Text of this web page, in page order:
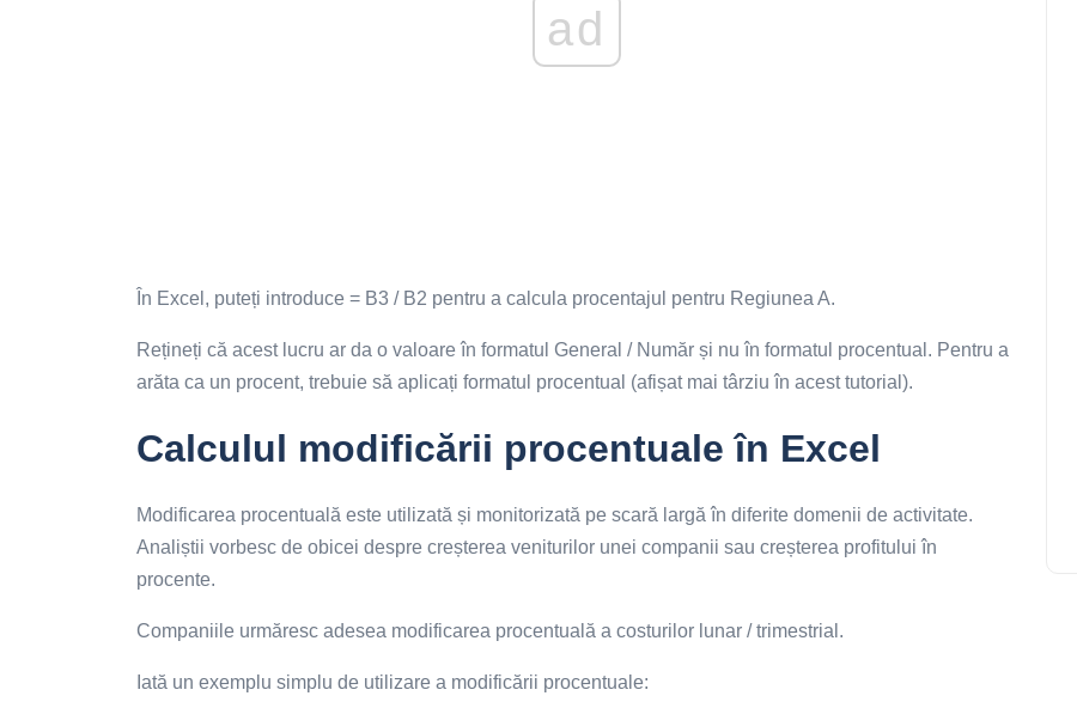
ad
În Excel, puteți introduce = B3 / B2 pentru a calcula procentajul pentru Regiunea A.
Rețineți că acest lucru ar da o valoare în formatul General / Număr și nu în formatul procentual. Pentru a
arăta ca un procent, trebuie să aplicați formatul procentual (afișat mai târziu în acest tutorial).
Calculul modificării procentuale în Excel
Modificarea procentuală este utilizată și monitorizată pe scară largă în diferite domenii de activitate.
Analiștii vorbesc de obicei despre creșterea veniturilor unei companii sau creșterea profitului în
procente.
Companiile urmăresc adesea modificarea procentuală a costurilor lunar / trimestrial.
Iată un exemplu simplu de utilizare a modificării procentuale: